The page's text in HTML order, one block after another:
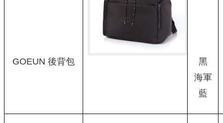
GOEUN 後背包
黑
海軍
藍